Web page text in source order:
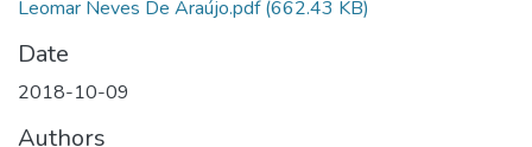
Leomar Neves De Araújo.pdf(662.43 KB)
Date
2018-10-09
Authors